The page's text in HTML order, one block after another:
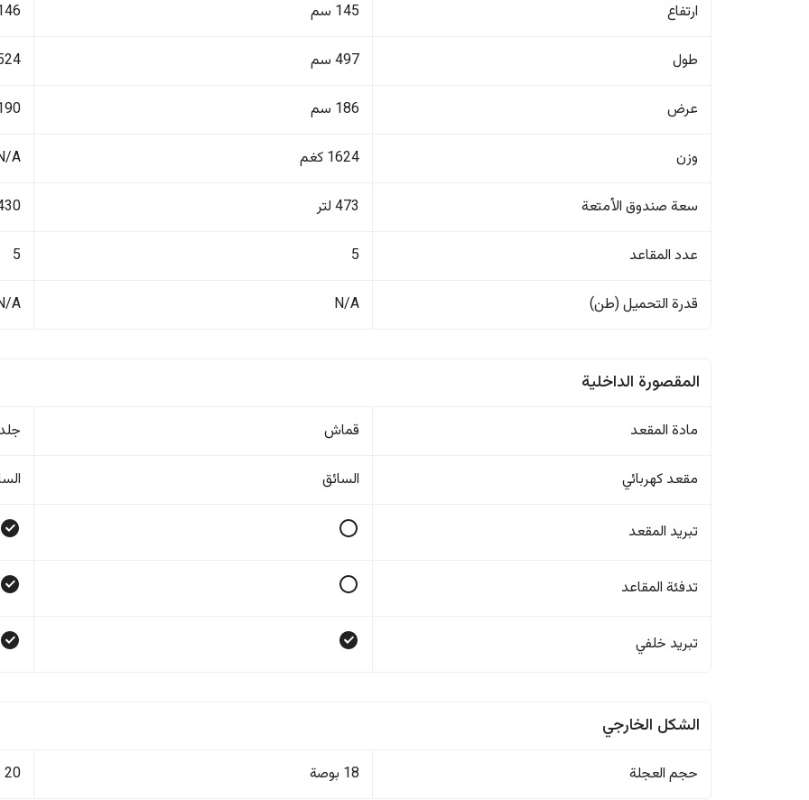
ارتفاع 145 سم 146
طول 497 سم 524
عرض 186 سم 190
وزن 1624 كغم A
سعة صندوق الأمتعة 473 لتر 430
عدد المقاعد 5
5
قدرة التحميل (طن) N/A
A
المقصورة الداخلية
مادة المقعد قماش
مقعد كهربائي السائق
تبريد المقعد
تدفئة المقاعد
تبريد خلفي
الشكل الخارجي
حجم العجلة 18 بوصة 20 بوصة